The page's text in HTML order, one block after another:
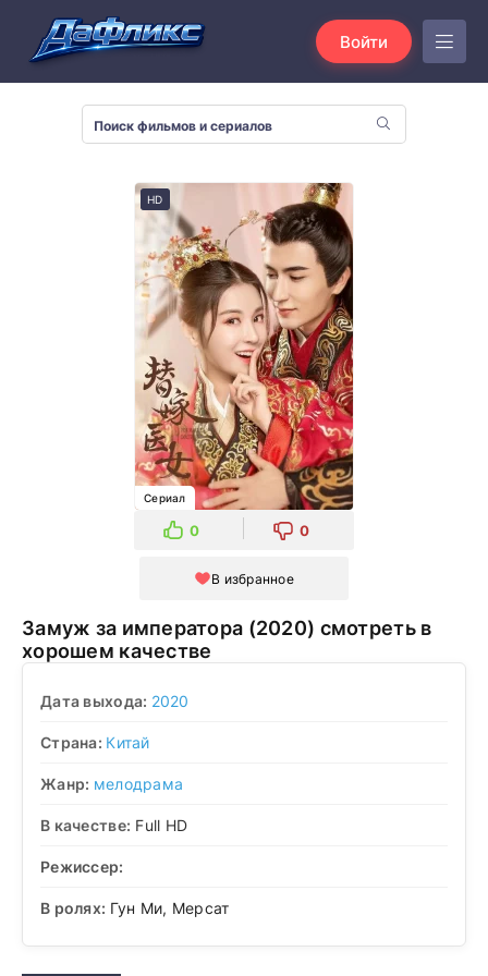
Войти
HD
Сериал
0 0
В избранное
Замуж за императора (2020) смотреть в
хорошем качестве
Дата выхода: 2020
Страна: Китай
Жанр: мелодрама
В качестве: Full HD
Режиссер:
В ролях: Гун Ми, Мерсат